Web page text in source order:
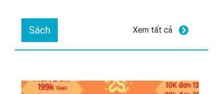
Sách Xem tất cả